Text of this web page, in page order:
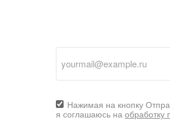
Нажимая на кнопку
я соглашаюсь на обработку
8 800 302-02-51
plait.ru